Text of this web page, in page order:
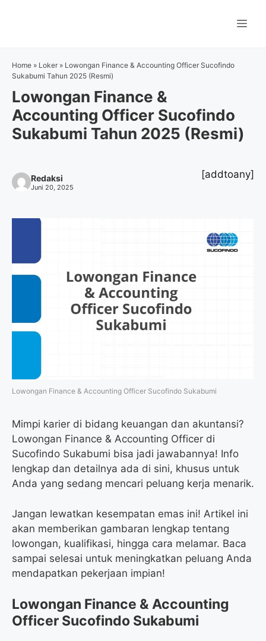
Home » Loker » Lowongan Finance & Accounting Officer Sucofindo
Sukabumi Tahun 2025 (Resmi)
Lowongan Finance &
Accounting Officer Sucofindo
Sukabumi Tahun 2025 (Resmi)
Redaksi
Juni 20, 2025
[addtoany]
Lowongan Finance & Accounting Officer Sucofindo Sukabumi
Mimpi karier di bidang keuangan dan akuntansi?
Lowongan Finance & Accounting Officer di
Sucofindo Sukabumi bisa jadi jawabannya! Info
lengkap dan detailnya ada di sini, khusus untuk
Anda yang sedang mencari peluang kerja menarik.
Jangan lewatkan kesempatan emas ini! Artikel ini
akan memberikan gambaran lengkap tentang
lowongan, kualifikasi, hingga cara melamar. Baca
sampai selesai untuk meningkatkan peluang Anda
mendapatkan pekerjaan impian!
Lowongan Finance & Accounting
Officer Sucofindo Sukabumi